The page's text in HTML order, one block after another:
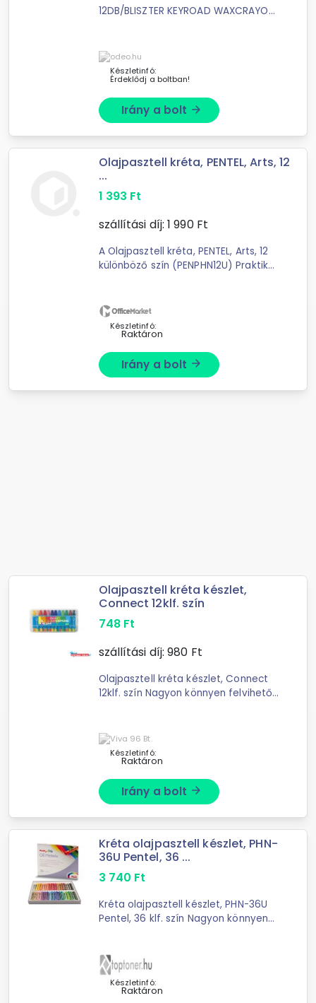
12DB/BLISZTER KEYROAD WAXCRAYON
citromsárga, narancssárga, piros, ...
Készletinfó:
Érdeklődj a boltban!
Irány a bolt arrow_forward
Olajpasztell kréta, PENTEL, Arts, 12
...
1 393 Ft
szállítási díj: 1 990Ft
A Olajpasztell kréta, PENTEL, Arts, 12
különböző szín (PENPHN12U) Praktikus
sima állag puha ...
Készletinfó:
Raktáron
Irány a bolt arrow_forward
Olajpasztell kréta készlet,
Connect 12klf. szín
748 Ft
szállítási díj: 980 Ft
Olajpasztell kréta készlet, Connect
12klf. szín Nagyon könnyen felvihető
könnyedén aqaurell hatás ...
Készletinfó:
Raktáron
Irány a bolt arrow_forward
Kréta olajpasztell készlet, PHN-
36U Pentel, 36 ...
3 740 Ft
Kréta olajpasztell készlet, PHN-36U
Pentel, 36 klf. szín Nagyon könnyen
könnyedén aqaurell ...
Készletinfó:
Raktáron